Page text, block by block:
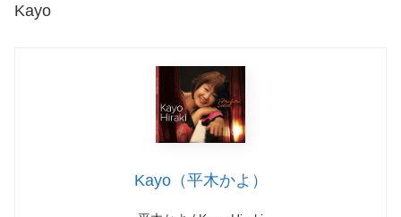
Kayo
Kayo（平木かよ）